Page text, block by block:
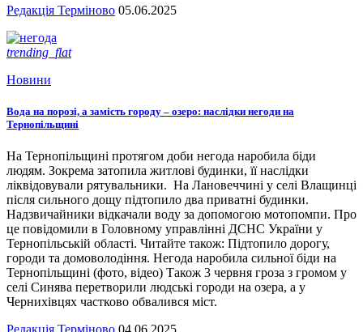
Редакція Терміново 05.06.2025
trending_flat
Новини
Вода на порозі, а замість городу – озеро: наслідки негоди на
Тернопільщині
На Тернопільщині протягом доби негода наробила біди
людям. Зокрема затопила житлові будинки, її наслідки
ліквідовували рятувальники. На Лановеччині у селі Влащинці
після сильного дощу підтопило два приватні будинки.
Надзвичайники відкачали воду за допомогою мотопомпи. Про
це повідомили в Головному управлінні ДСНС України у
Тернопільській області. Читайте також: Підтопило дорогу,
городи та домоволодіння. Негода наробила сильної біди на
Тернопільщині (фото, відео) Також 3 червня гроза з громом у
селі Синява перетворили людські городи на озера, а у
Чернихівцях частково обвалився міст.
Редакція Терміново 04.06.2025